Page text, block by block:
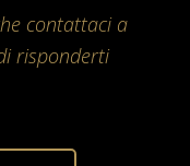
contattaci a
risponderti